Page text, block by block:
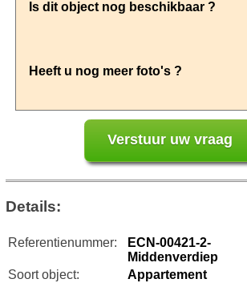
Details:
Referentienummer:
ECN-00421-2-
Middenverdiep
Soort object:
Appartement